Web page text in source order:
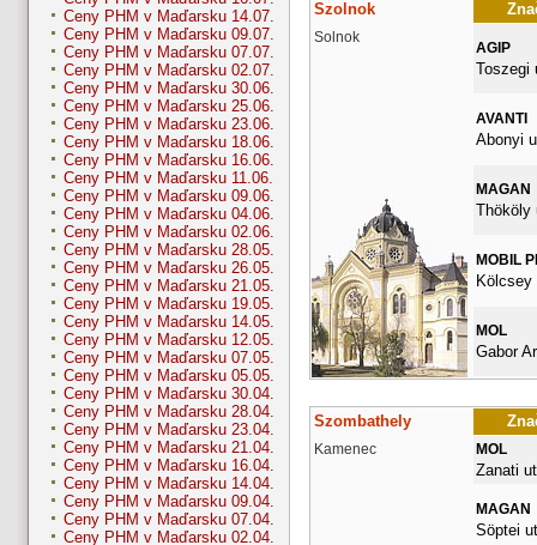
Ceny PHM v Maďarsku 14.07.
Ceny PHM v Maďarsku 09.07.
Ceny PHM v Maďarsku 07.07.
Ceny PHM v Maďarsku 02.07.
Ceny PHM v Maďarsku 30.06.
Ceny PHM v Maďarsku 25.06.
Ceny PHM v Maďarsku 23.06.
Ceny PHM v Maďarsku 18.06.
Ceny PHM v Maďarsku 16.06.
Ceny PHM v Maďarsku 11.06.
Ceny PHM v Maďarsku 09.06.
Ceny PHM v Maďarsku 04.06.
Ceny PHM v Maďarsku 02.06.
Ceny PHM v Maďarsku 28.05.
Ceny PHM v Maďarsku 26.05.
Ceny PHM v Maďarsku 21.05.
Ceny PHM v Maďarsku 19.05.
Ceny PHM v Maďarsku 14.05.
Ceny PHM v Maďarsku 12.05.
Ceny PHM v Maďarsku 07.05.
Ceny PHM v Maďarsku 05.05.
Ceny PHM v Maďarsku 30.04.
Ceny PHM v Maďarsku 28.04.
Ceny PHM v Maďarsku 23.04.
Ceny PHM v Maďarsku 21.04.
Ceny PHM v Maďarsku 16.04.
Ceny PHM v Maďarsku 14.04.
Ceny PHM v Maďarsku 09.04.
Ceny PHM v Maďarsku 07.04.
Ceny PHM v Maďarsku 02.04.
Szolnok
Solnok
AGIP
Toszegi
AVANTI
Abonyi
MAGAN
Thököly
MOBIL
Kölcsey
MOL
Gabor
Szombathely
Kamenec MOL
Zanati
MAGAN
Söptei